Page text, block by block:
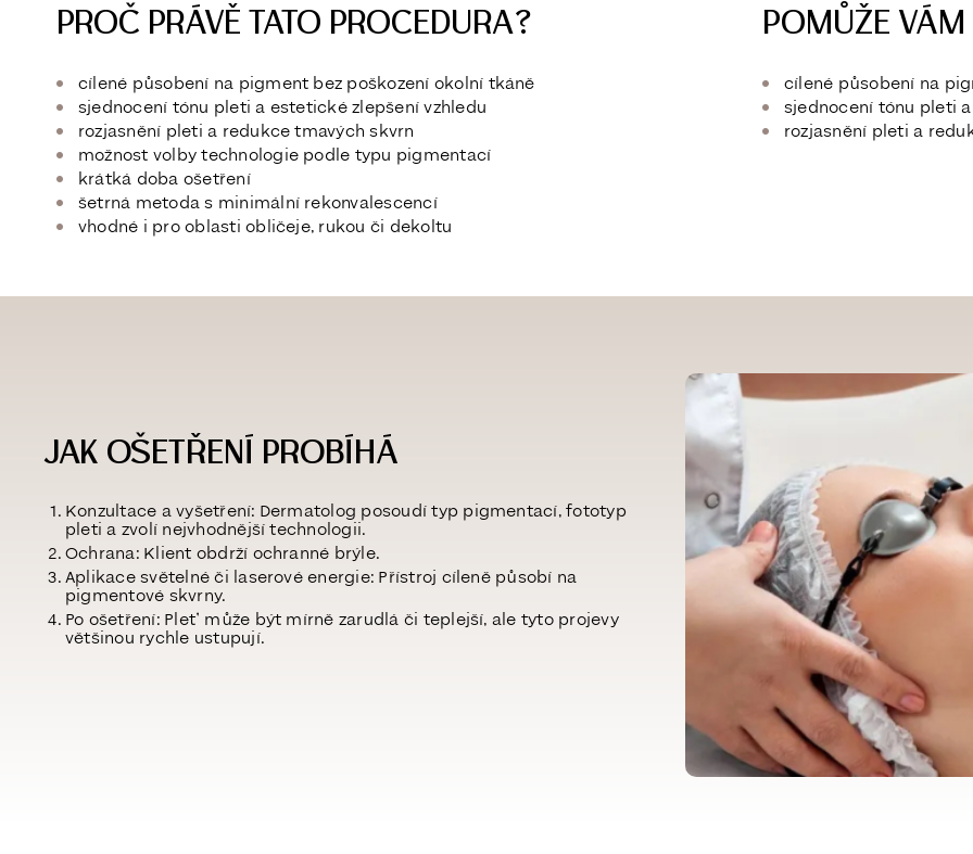
PROČ PRÁVĚ TATO PROCEDURA?
cílené působení na pigment bez poškození okolní tkáně
sjednocení tónu pleti a estetické zlepšení vzhledu
rozjasnění pleti a redukce tmavých skvrn
možnost volby technologie podle typu pigmentací
krátká doba ošetření
šetrná metoda s minimální rekonvalescencí
vhodné i pro oblasti obličeje, rukou či dekoltu
POMŮŽE
cílené působení na
sjednocení tónu pleti
rozjasnění pleti a
JAK OŠETŘENÍ PROBÍHÁ
Konzultace a vyšetření: Dermatolog posoudí typ pigmentací, fototyp
pleti a zvolí nejvhodnější technologii.
Ochrana:Klient obdrží ochranné brýle.
Aplikace světelné či laserové energie: Přístroj cíleně působí na
pigmentové skvrny.
Po ošetření:Pleť může být mírně zarudlá či teplejší, ale tyto projevy
většinou rychle ustupují.